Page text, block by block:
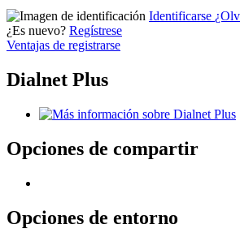
Identificarse
¿Es nuevo? Regístrese
Ventajas de registrarse
Dialnet Plus
Opciones de compartir
Opciones de entorno